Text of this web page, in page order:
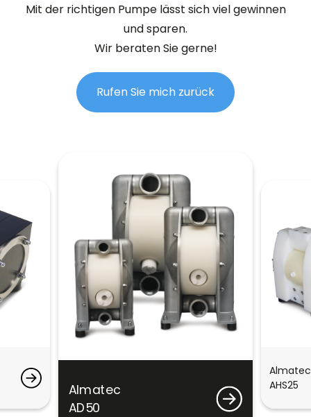
Mit der richtigen Pumpe lässt sich viel gewinnen
und sparen.
Wir beraten Sie gerne!
Rufen Sie mich zurück
Almatec
AD50
Almatec
AHS25